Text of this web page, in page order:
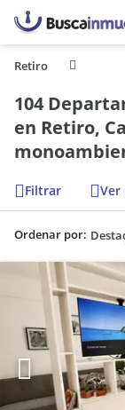
Retiro
104
en Retiro,
Filtrar Ver
Ordenar por: